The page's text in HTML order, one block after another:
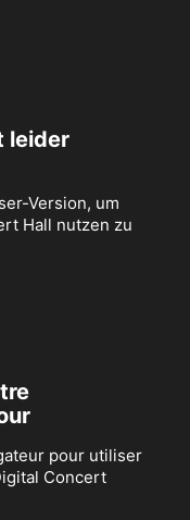
leider
Version, um
Hall nutzen zu
pour utiliser
Concert